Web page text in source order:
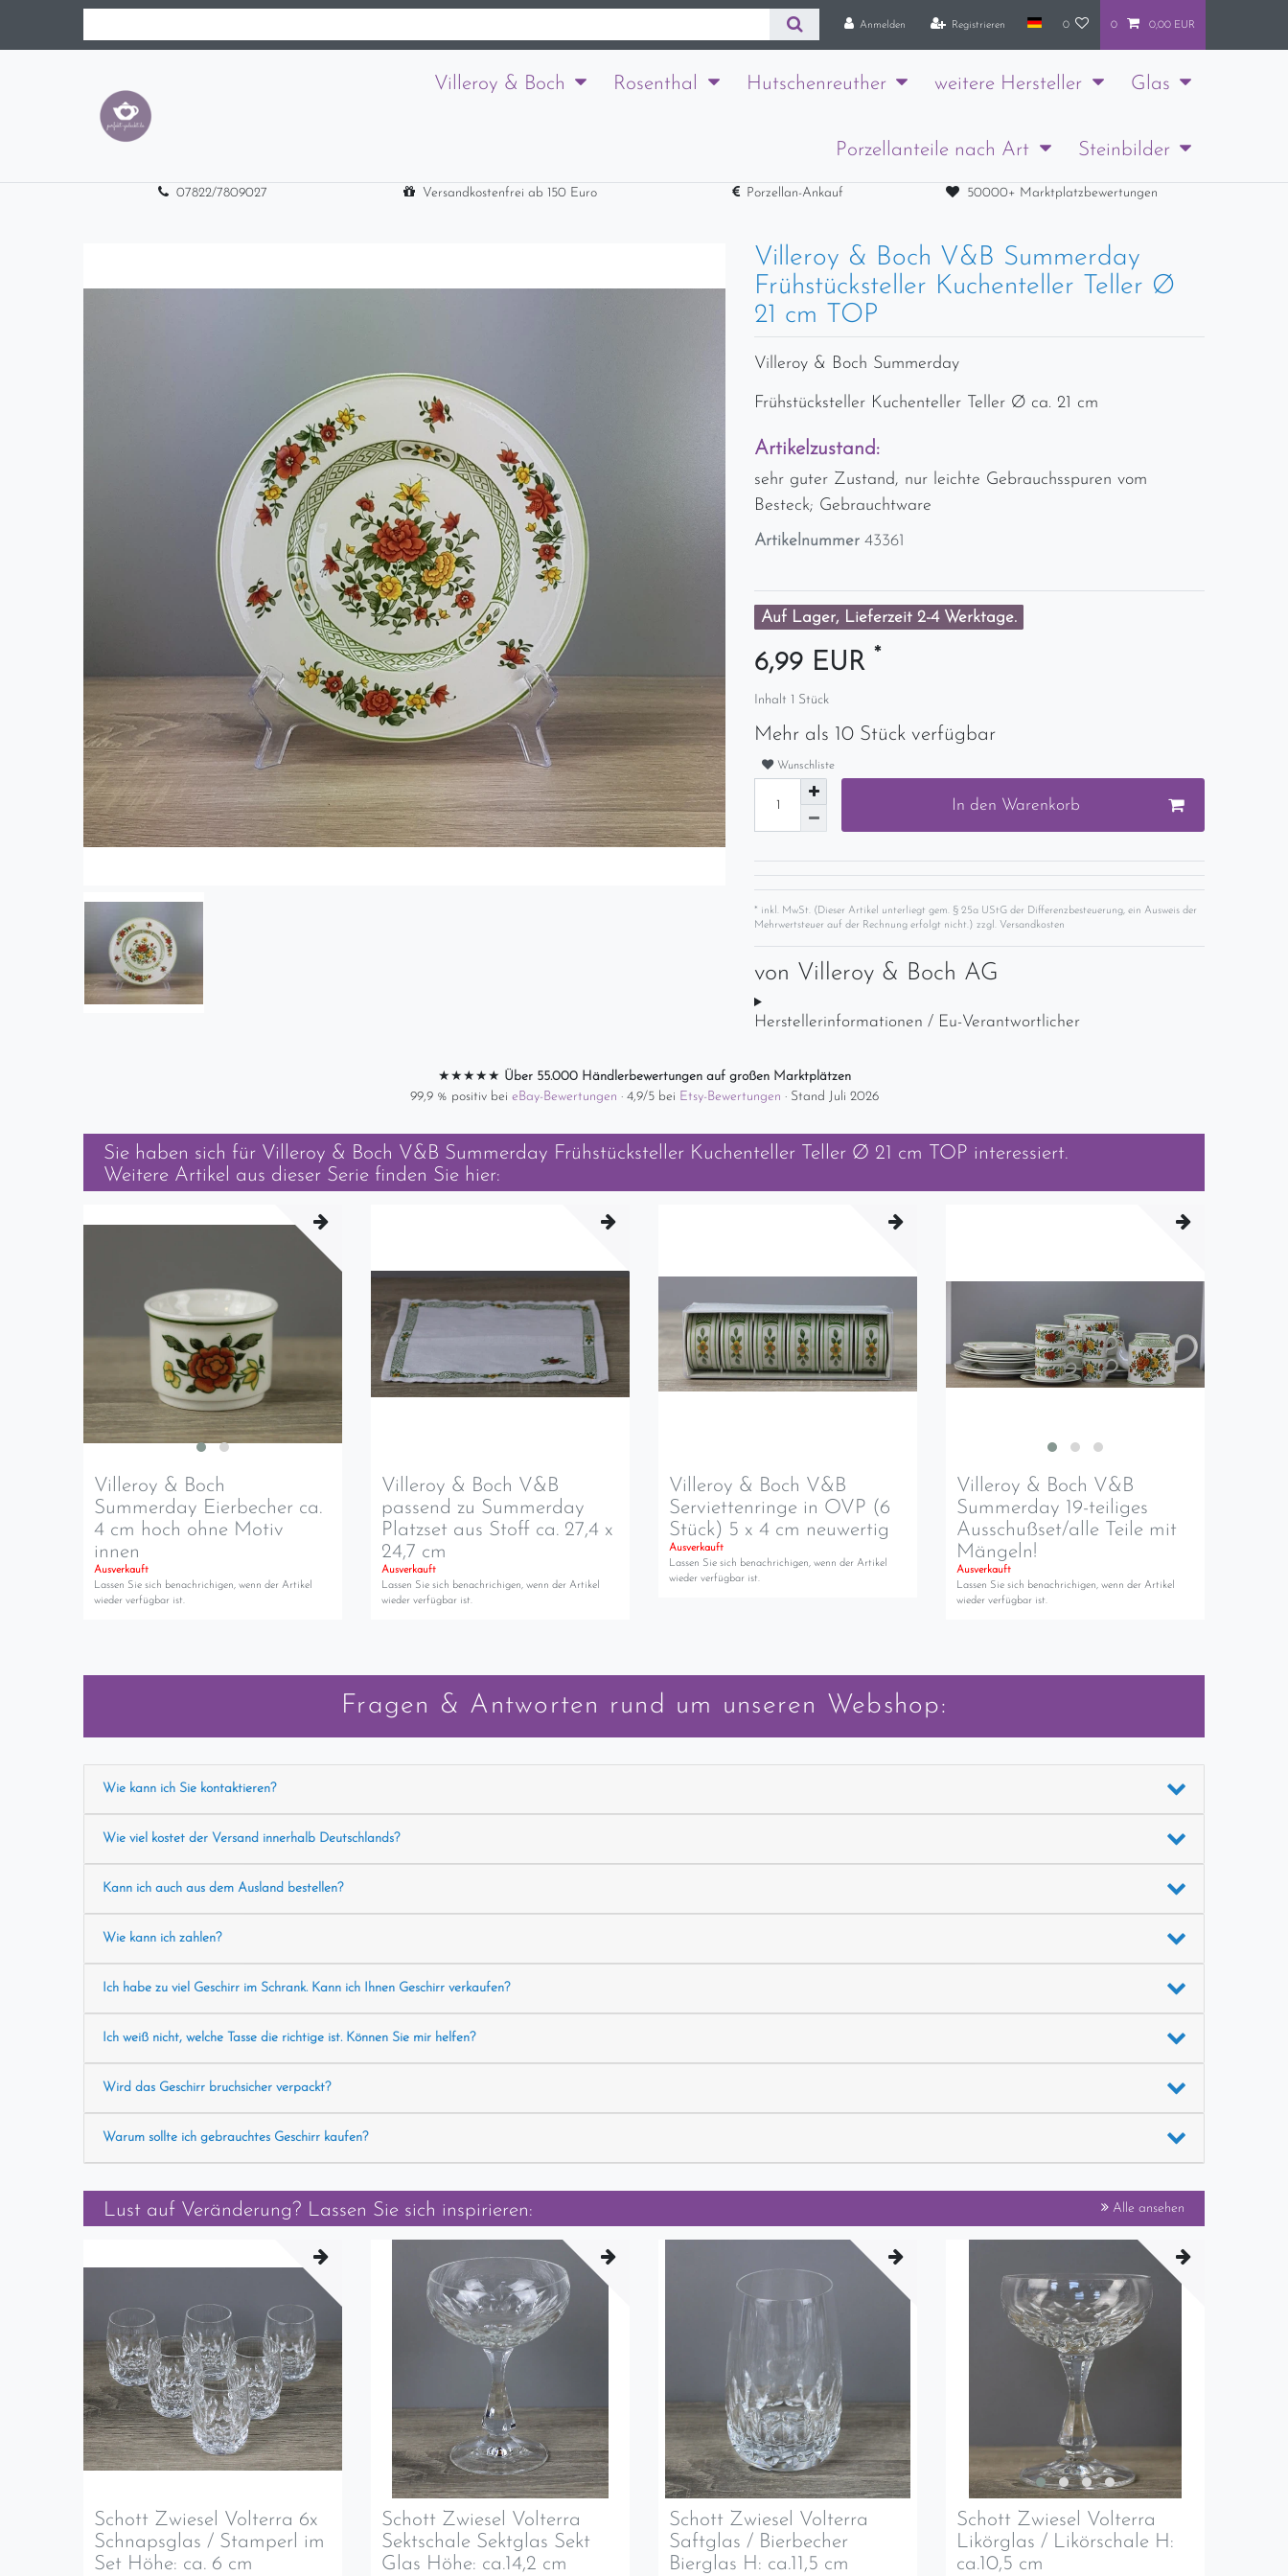
Anmelden Registrieren 0 0 0,00 EUR
Villeroy & Boch Rosenthal Hutschenreuther weitere Hersteller Glas
Porzellanteile nach Art Steinbilder
07822/7809027 Versandkostenfrei ab 150 Euro Porzellan-Ankauf 50000+ Marktplatzbewertungen
Villeroy & Boch V&B Summerday
Frühstücksteller Kuchenteller Teller Ø
21 cm TOP
Villeroy & Boch Summerday
Frühstücksteller Kuchenteller Teller Ø ca. 21 cm
Artikelzustand:
sehr guter Zustand, nur leichte Gebrauchsspuren vom
Besteck; Gebrauchtware
Artikelnummer 43361
Auf Lager, Lieferzeit 2-4 Werktage.
6,99 EUR *
Inhalt 1 Stück
Mehr als 10 Stück verfügbar
Wunschliste
In den Warenkorb
* inkl. MwSt. (Dieser Artikel unterliegt gem. § 25a UStG der Differenzbesteuerung, ein Ausweis der
Mehrwertsteuer auf der Rechnung erfolgt nicht.) zzgl. Versandkosten
von Villeroy & Boch AG
Herstellerinformationen / Eu-Verantwortlicher
★★★★★ Über 55.000 Händlerbewertungen auf großen Marktplätzen
99,9 % positiv bei eBay-Bewertungen · 4,9/5 bei Etsy-Bewertungen · Stand Juli 2026
Sie haben sich für Villeroy & Boch V&B Summerday Frühstücksteller Kuchenteller Teller Ø 21 cm TOP interessiert.
Weitere Artikel aus dieser Serie finden Sie hier:
Villeroy & Boch
Summerday Eierbecher ca.
4 cm hoch ohne Motiv
innen
Ausverkauft
Lassen Sie sich benachrichigen, wenn der Artikel
wieder verfügbar ist.
Villeroy & Boch V&B
passend zu Summerday
Platzset aus Stoff ca. 27,4 x
24,7 cm
Ausverkauft
Lassen Sie sich benachrichigen, wenn der Artikel
wieder verfügbar ist.
Villeroy & Boch V&B
Serviettenringe in OVP (6
Stück) 5 x 4 cm neuwertig
Ausverkauft
Lassen Sie sich benachrichigen, wenn der Artikel
wieder verfügbar ist.
Villeroy & Boch V&B
Summerday 19-teiliges
Ausschußset/alle Teile mit
Mängeln!
Ausverkauft
Lassen Sie sich benachrichigen, wenn der Artikel
wieder verfügbar ist.
Fragen & Antworten rund um unseren Webshop:
Wie kann ich Sie kontaktieren?
Wie viel kostet der Versand innerhalb Deutschlands?
Kann ich auch aus dem Ausland bestellen?
Wie kann ich zahlen?
Ich habe zu viel Geschirr im Schrank. Kann ich Ihnen Geschirr verkaufen?
Ich weiß nicht, welche Tasse die richtige ist. Können Sie mir helfen?
Wird das Geschirr bruchsicher verpackt?
Warum sollte ich gebrauchtes Geschirr kaufen?
Lust auf Veränderung? Lassen Sie sich inspirieren: Alle ansehen
Schott Zwiesel Volterra 6x
Schnapsglas / Stamperl im
Set Höhe: ca. 6 cm
Schott Zwiesel Volterra
Sektschale Sektglas Sekt
Glas Höhe: ca.14,2 cm
Schott Zwiesel Volterra
Saftglas / Bierbecher
Bierglas H: ca.11,5 cm
Schott Zwiesel Volterra
Likörglas / Likörschale H:
ca.10,5 cm